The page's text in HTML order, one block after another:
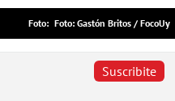
Foto: Gastón Britos / FocoUy
Suscribite